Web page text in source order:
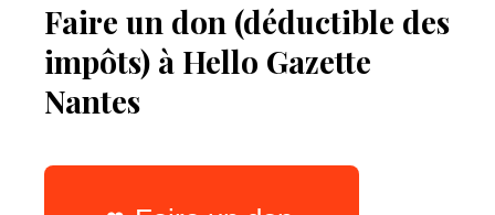
Faire un don (déductible des
impôts) à Hello Gazette
Nantes